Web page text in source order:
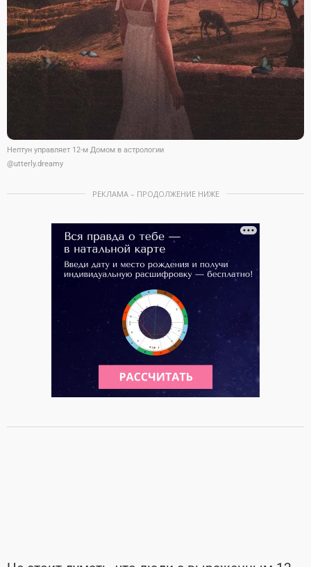
Нептун управляет 12-м Домом в астрологии
@utterly.dreamy
РЕКЛАМА – ПРОДОЛЖЕНИЕ НИЖЕ